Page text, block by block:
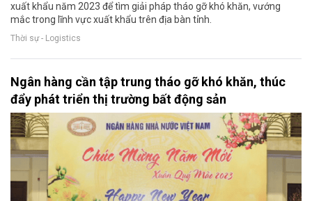
xuất khẩu năm 2023 để tìm giải pháp tháo gỡ khó khăn, vướng
mắc trong lĩnh vực xuất khẩu trên địa bàn tỉnh.
Thời sự - Logistics
Ngân hàng cần tập trung tháo gỡ khó khăn, thúc
đẩy phát triển thị trường bất động sản